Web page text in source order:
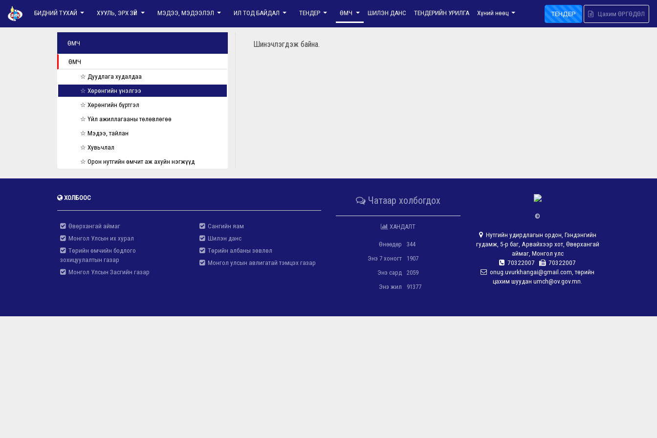
БИДНИЙ ТУХАЙ ХУУЛЬ, ЭРХ ЗҮЙ МЭДЭЭ, МЭДЭЭЛЭЛ ИЛ ТОД БАЙДАЛ ТЕНДЕР ӨМЧ ШИЛЭН ДАНС ТЕНДЕРИЙН УРИЛГА Хүний нөөц ТЕНДЕР Цахим ӨРГӨДӨЛ
ӨМЧ
ӨМЧ
☆ Дуудлага худалдаа
☆ Хөрөнгийн үнэлгээ
☆ Хөрөнгийн бүртгэл
☆ Үйл ажиллагааны төлөвлөгөө
☆ Мэдээ, тайлан
☆ Хувьчлал
☆ Орон нутгийн өмчит аж ахуйн нэгжүүд
Шинэчлэгдэж байна.
ХОЛБООС
Өвөрхангай аймаг
Монгол Улсын их хурал
Төрийн өмчийн бодлого
зохицуулалтын газар
Монгол Улсын Засгийн газар
Сангийн яам
Шилэн данс
Төрийн албаны зөвлөл
Монгол улсын авлигатай тэмцэх газар
Чатаар холбогдох
ХАНДАЛТ
Өнөөдөр
344
Энэ 7 хоногт
1907
Энэ сард
2059
Энэ жил
91377
©
Нутгийн удирдлагын ордон, Гэндэнгийн
гудамж, 5-р баг, Арвайхээр хот, Өвөрхангай
аймаг, Монгол улс
70322007
70322007
onug.uvurkhangai@gmail.com, төрийн
цахим шуудан umch@ov.gov.mn.